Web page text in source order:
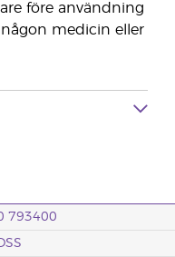
före användning
medicin eller
793400